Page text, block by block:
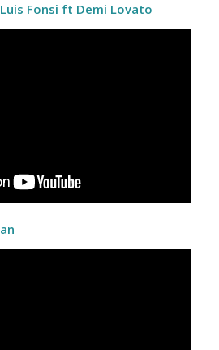
Fonsi ft Demi Lovato